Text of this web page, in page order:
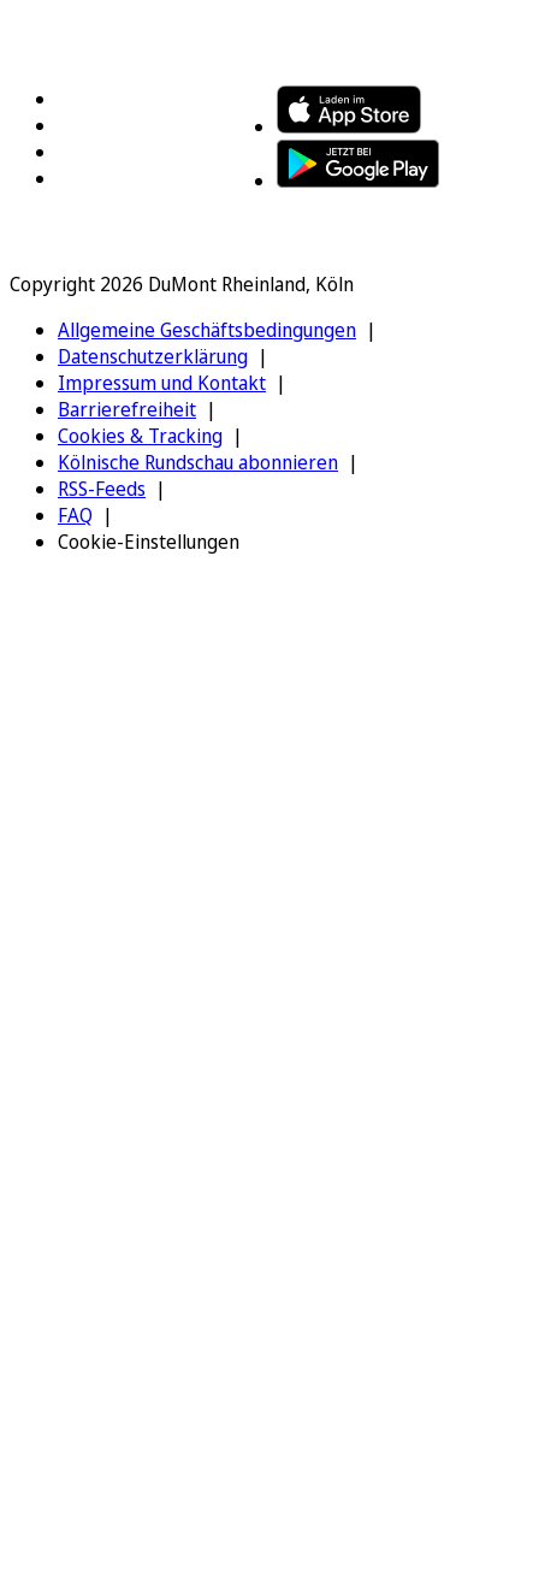
Copyright 2026 DuMont Rheinland, Köln
Allgemeine Geschäftsbedingungen
Datenschutzerklärung
Impressum und Kontakt
Barrierefreiheit
Cookies & Tracking
Kölnische Rundschau abonnieren
RSS-Feeds
FAQ
Cookie-Einstellungen